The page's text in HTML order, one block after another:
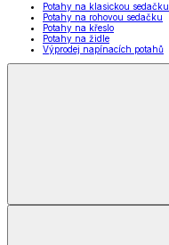
Potahy na klasickou sedačku
Potahy na rohovou sedačku
Potahy na křeslo
Potahy na židle
Výprodej napínacích potahů